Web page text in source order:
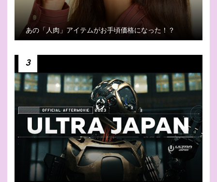
あの「人肉」アイテムがお手頃価格になった！？
3